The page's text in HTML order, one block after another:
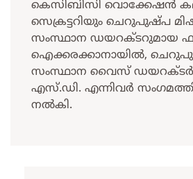
കെസിബിസി വൊക്കേഷൻ
സെക്രട്ടറിയും ചെറുപുഷ്പ
സംസ്ഥാന ഡയറക്ടറുമായ
ഐക്കരക്കാനായിൽ,
സംസ്ഥാന വൈസ് ഡയറക്ടർ
എസ്.ഡി. എന്നിവർ
നൽകി.